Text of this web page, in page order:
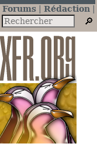
Forums
Rédaction